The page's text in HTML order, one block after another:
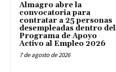
Almagro abre la
convocatoria para
contratar a 25 personas
desempleadas dentro del
Programa de Apoyo
Activo al Empleo 2026
7 de agosto de 2026